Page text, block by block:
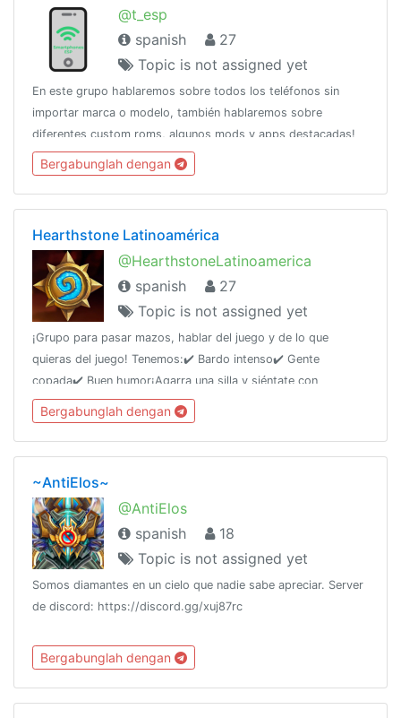
@t_esp
spanish
27
Topic is not assigned yet
En este grupo hablaremos sobre todos los teléfonos sin
importar marca o modelo, también hablaremos sobre
diferentes custom roms, algunos mods y apps destacadas!
Solo debemos mantener siempre el respeto.
Bergabunglah dengan
Hearthstone Latinoamérica
@HearthstoneLatinoamerica
spanish
27
Topic is not assigned yet
¡Grupo para pasar mazos, hablar del juego y de lo que
quieras del juego! Tenemos:✔️ Bardo intenso✔️ Gente
copada✔️ Buen humor¡Agarra una silla y siéntate con
nosotros!¡Nuestro canal de noticias!► @PlayHSLATAM
Bergabunglah dengan
~AntiElos~
@AntiElos
spanish
18
Topic is not assigned yet
Somos diamantes en un cielo que nadie sabe apreciar. Server
de discord: https://discord.gg/xuj87rc
Bergabunglah dengan